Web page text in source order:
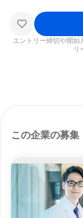
エントリー締切や開始
リ
この企業の募集